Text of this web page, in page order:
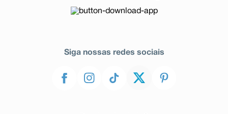
Siga nossas redes sociais